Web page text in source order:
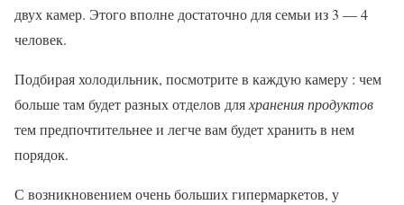
двух камер. Этого вполне достаточно для семьи из 3 — 4
человек.
Подбирая холодильник, посмотрите в каждую камеру : чем
больше там будет разных отделов дляхранения продуктов
тем предпочтительнее и легче вам будет хранить в нем
порядок.
С возникновением очень больших гипермаркетов, у